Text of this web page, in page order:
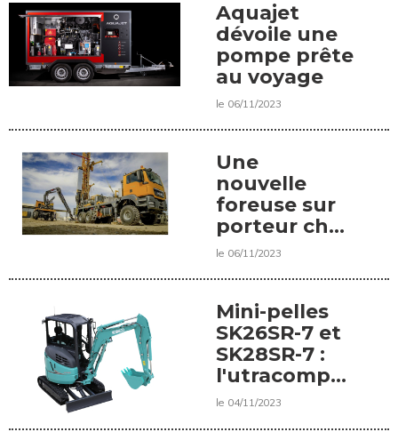
Aquajet
dévoile une
pompe prête
au voyage
le 06/11/2023
Une
nouvelle
foreuse sur
porteur chez
Bauer
le 06/11/2023
Mini-pelles
SK26SR-7 et
SK28SR-7 :
l'utracompacité
selon
le 04/11/2023